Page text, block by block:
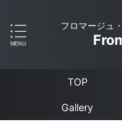
フロマージュ
TOP
Gallery